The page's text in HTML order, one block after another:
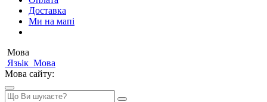
Доставка
Ми на мапі
Мова
Язьік Мова
Мова сайту: